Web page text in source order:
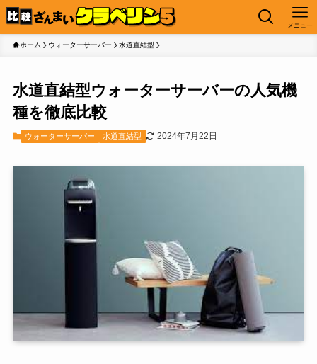
メニュー
ホーム ウォーターサーバー 水道直結型
水道直結型ウォーターサーバーの人気機
種を徹底比較
ウォーターサーバー 水道直結型 2024年7月22日